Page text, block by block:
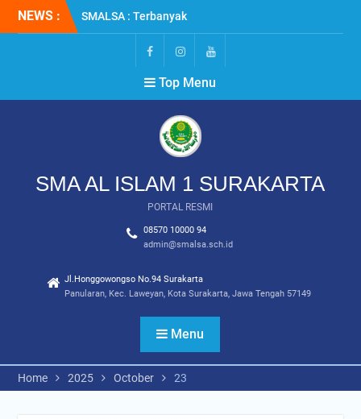
NEWS :
SMALSA : Terbanyak
Diterima di Jalur SNBT
MPLS RAMAH 2026
REUNI PERAK : SMALSA
2001
Top Menu
SMA AL ISLAM 1 SURAKARTA
PORTAL RESMI
08570 10000 94
admin@smalsa.sch.id
Jl.Honggowongso No.94 Surakarta
Panularan, Kec. Laweyan, Kota Surakarta, Jawa Tengah 57149
Menu
Home 2025 October 23